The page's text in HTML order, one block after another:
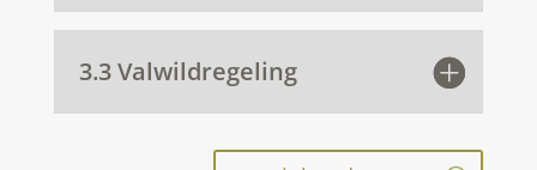
3.3 Valwildregeling